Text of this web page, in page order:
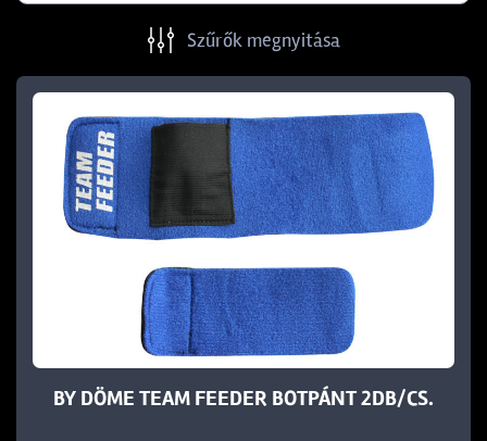
Szűrők megnyitása
BY DÖME TEAM FEEDER BOTPÁNT 2DB/CS.